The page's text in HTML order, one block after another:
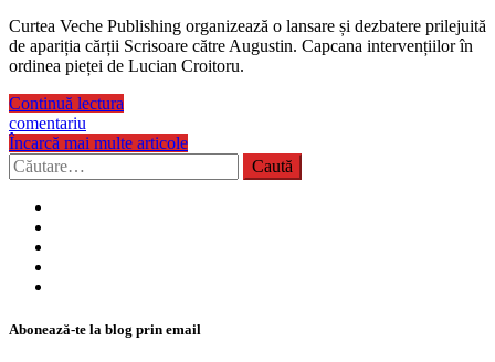
Curtea Veche Publishing organizează o lansare și dezbatere prilejuită
de apariția cărții Scrisoare către Augustin. Capcana intervențiilor în
ordinea pieței de Lucian Croitoru.
Continuă lectura
comentariu
Încarcă mai multe articole
Caută
după:
Abonează-te la blog prin email